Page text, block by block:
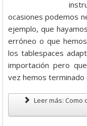
/
ocasiones podemos
ejemplo, que
erróneo o que
los tablespaces
importación pero
vez hemos terminado
Leer más: Como